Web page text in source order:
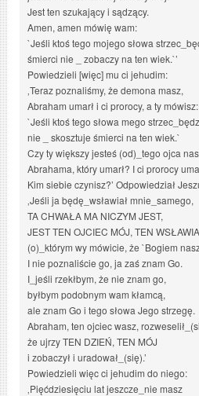
Jest ten szukający i sądzący.
Amen, amen mówię wam:
`Jeśli ktoś tego mojego słowa
śmierci nie _ zobaczy na ten wiek.`’
Powiedzieli [więc] mu ci jehudim:
‚Teraz poznaliśmy, że demona masz,
Abraham umarł i ci prorocy, a ty mówisz:
`Jeśli ktoś tego słowa mego
nie _ skosztuje śmierci na ten wiek.`
Czy ty większy jesteś (od)_tego ojca
Abrahama, który umarł? I ci prorocy
Kim siebie czynisz?’ Odpowiedział
‚Jeśli ja będę_wsławiał mnie_samego,
TA CHWAŁA MA NICZYM JEST,
JEST TEN OJCIEC MÓJ, TEN
(o)_którym wy mówicie, że `Bogiem
I nie poznaliście go, ja zaś znam Go.
I_jeśli rzekłbym, że nie znam go,
byłbym podobnym wam kłamcą,
ale znam Go i tego słowa Jego strzegę.
Abraham, ten ojciec wasz,
że ujrzy TEN DZIEŃ, TEN MÓJ
i zobaczył i uradował_(się).’
Powiedzieli więc ci jehudim do niego:
‚Pięćdziesięciu lat jeszcze_nie masz